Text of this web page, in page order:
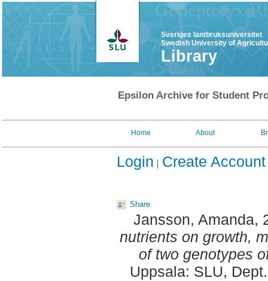
Sveriges lantbruksuniversitet
Swedish University of
Library
Epsilon Archive for Student
Home About
Login Create Account
Share
Jansson, Amanda,
nutrients on growth,
of two genotypes
Uppsala: SLU,